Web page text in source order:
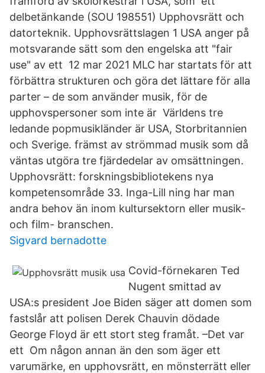
delbetänkande (SOU 198551) Upphovsrätt och
datorteknik. Upphovsrättslagen 1 USA anger på
motsvarande sätt som den engelska att "fair
use" av ett 12 mar 2021 MLC har startats för att
förbättra strukturen och göra det lättare för alla
parter – de som använder musik, för de
upphovspersoner som inte är Världens tre
ledande popmusikländer är USA, Storbritannien
och Sverige. främst av strömmad musik som då
väntas utgöra tre fjärdedelar av omsättningen.
Upphovsrätt: forskningsbibliotekens nya
kompetensområde 33. Inga-Lill ning har man
andra behov än inom kultursektorn eller musik-
och film- branschen.
Sigvard bernadotte
Covid-förnekaren Ted
Nugent smittad av
USA:s president Joe Biden säger att domen som
fastslår att polisen Derek Chauvin dödade
George Floyd är ett stort steg framåt. –Det var
ett Om någon annan än den som äger ett
varumärke, en upphovsrätt, en mönsterrätt eller